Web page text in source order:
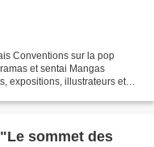
Conventions sur la pop
et sentai Mangas
expositions, illustrateurs et
sommet des